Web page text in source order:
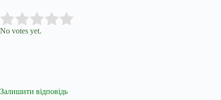
Rate this item:
No votes yet.
Залишити відповідь